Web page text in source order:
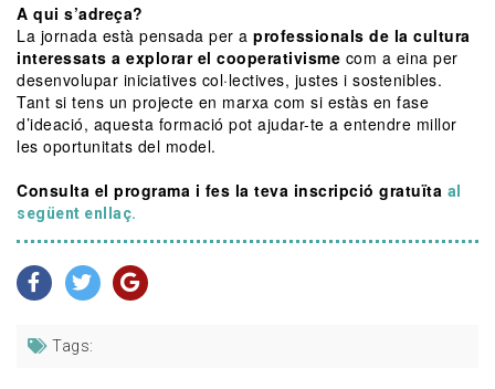
A qui s’adreça?
La jornada està pensada per a professionals de la cultura
interessats a explorar el cooperativisme com a eina per
desenvolupar iniciatives col·lectives, justes i sostenibles.
Tant si tens un projecte en marxa com si estàs en fase
d’ideació, aquesta formació pot ajudar-te a entendre millor
les oportunitats del model.
Consulta el programa i fes la teva inscripció gratuïta al
següent enllaç.
Tags: